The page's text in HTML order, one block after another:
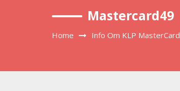
Mastercard49
Home Info Om KLP MasterCard